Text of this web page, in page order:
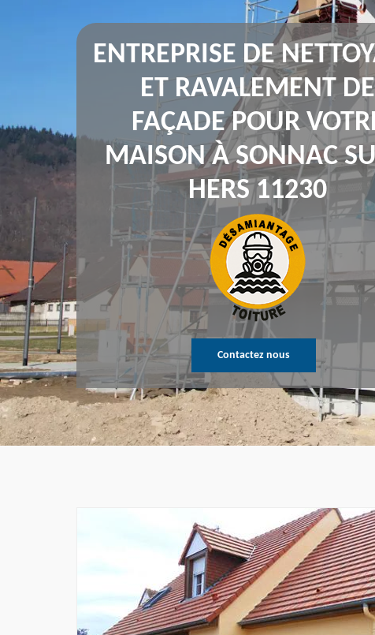
ENTREPRISE DE
ET RAVALEMENT DE
FAÇADE POUR
MAISON À SONNAC
HERS 11230
Contactez nous